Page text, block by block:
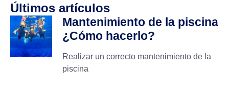
Últimos artículos
Mantenimiento de la piscina
¿Cómo hacerlo?
Realizar un correcto mantenimiento de la
piscina